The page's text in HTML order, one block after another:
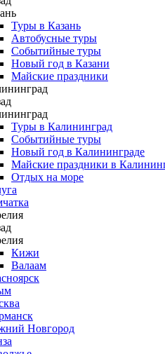
Туры в Казань
Автобусные туры
Событийные туры
Новый год в Казани
Майские праздники
Туры в Калининград
Событийные туры
Новый год в Калининграде
Майские праздники в
Отдых на море
Кижи
Валаам
Новгород